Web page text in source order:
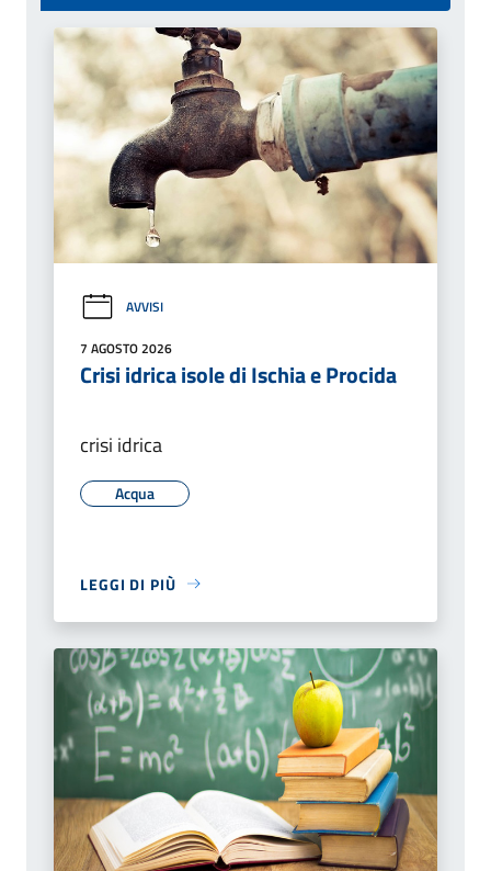
AVVISI
7 AGOSTO 2026
Crisi idrica isole di Ischia e Procida
crisi idrica
Acqua
LEGGI DI PIÙ